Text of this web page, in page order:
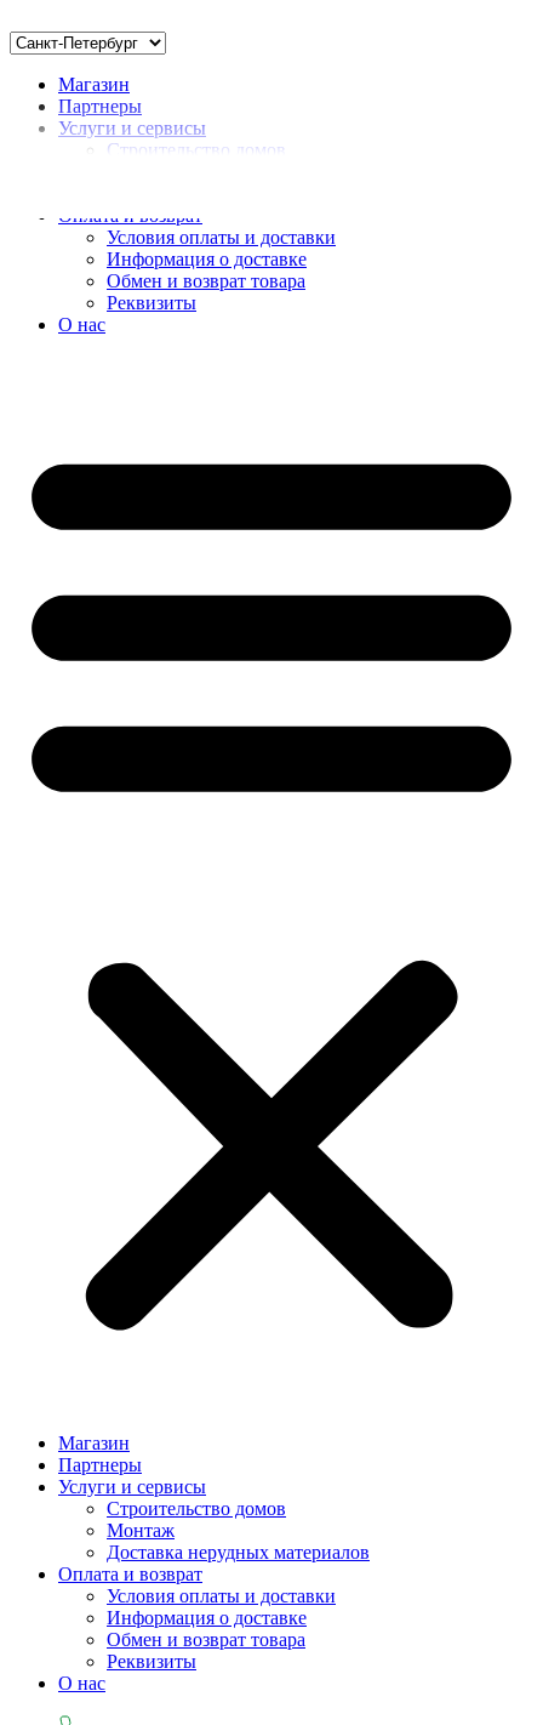
Магазин
Партнеры
Услуги и сервисы
Строительство домов
Оплата и возврат
Условия оплаты и доставки
Информация о доставке
Обмен и возврат товара
Реквизиты
О нас
Магазин
Партнеры
Услуги и сервисы
Строительство домов
Монтаж
Доставка нерудных материалов
Оплата и возврат
Условия оплаты и доставки
Информация о доставке
Обмен и возврат товара
Реквизиты
О нас